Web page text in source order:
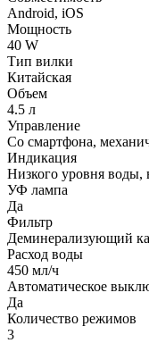
Android, iOS
Мощность
40 W
Тип вилки
Китайская
Объем
4.5 л
Управление
Со смартфона,
Индикация
Низкого уровня воды,
УФ лампа
Да
Фильтр
Деминерализующий
Расход воды
450 мл/ч
Автоматическое
Да
Количество режимов
3